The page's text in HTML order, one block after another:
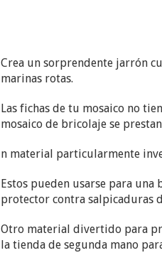
Crea un sorprendente jarrón
marinas rotas.
Las fichas de tu mosaico no
mosaico de bricolaje se
n material particularmente
Estos pueden usarse para una
protector contra salpicaduras
Otro material divertido para
la tienda de segunda mano